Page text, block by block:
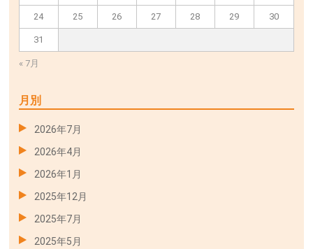
« 7月
24 25 26 27 28 29 30
31
月別
2026年7月
2026年4月
2026年1月
2025年12月
2025年7月
2025年5月